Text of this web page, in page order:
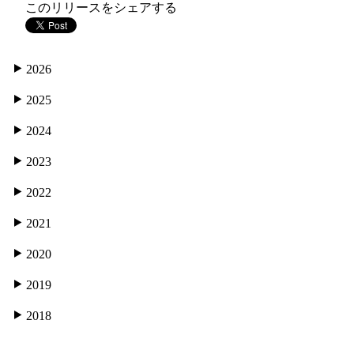
このリリースをシェアする
2026
2025
2024
2023
2022
2021
2020
2019
2018